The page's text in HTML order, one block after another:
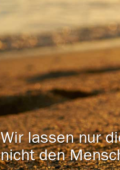
Wir lassen nur
nicht den